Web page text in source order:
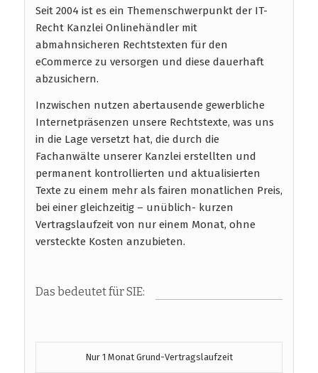
Seit 2004 ist es ein Themenschwerpunkt der IT-
Recht Kanzlei Onlinehändler mit
abmahnsicheren Rechtstexten für den
eCommerce zu versorgen und diese dauerhaft
abzusichern.
Inzwischen nutzen abertausende gewerbliche
Internetpräsenzen unsere Rechtstexte, was uns
in die Lage versetzt hat, die durch die
Fachanwälte unserer Kanzlei erstellten und
permanent kontrollierten und aktualisierten
Texte zu einem mehr als fairen monatlichen Preis,
bei einer gleichzeitig – unüblich- kurzen
Vertragslaufzeit von nur einem Monat, ohne
versteckte Kosten anzubieten.
Das bedeutet für SIE:
Nur 1 Monat Grund-Vertragslaufzeit